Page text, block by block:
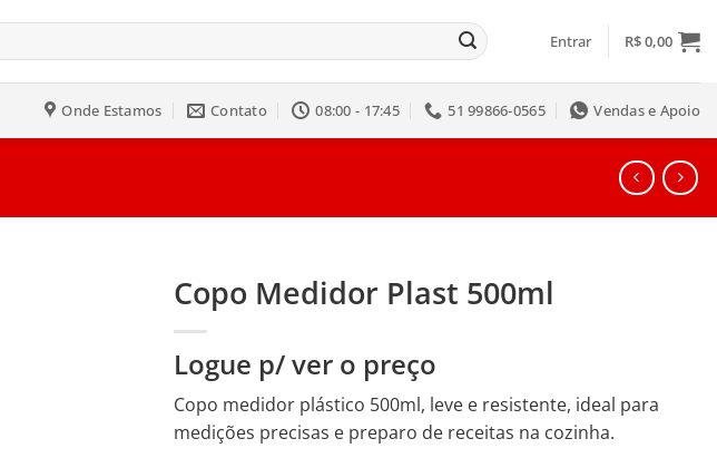
Entrar R$0,00
Onde Estamos Contato 08:00 - 17:45 51 99866-0565 Vendas e Apoio
Copo Medidor Plast 500ml
Logue p/ ver o preço
Copo medidor plástico 500ml, leve e resistente, ideal para
medições precisas e preparo de receitas na cozinha.